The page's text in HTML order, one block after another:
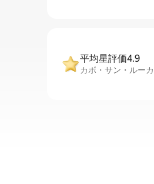
平均星評価4.9
カボ・サン・ルー